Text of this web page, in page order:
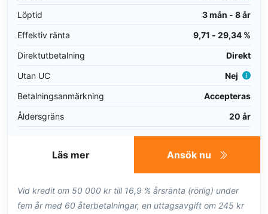
Löptid
3 mån - 8 år
Effektiv ränta
9,71 - 29,34 %
Direktutbetalning
Direkt
Utan UC
Nej
Betalningsanmärkning
Accepteras
Åldersgräns
20 år
Ansök nu
Läs mer
Vid kredit om 50 000 kr till 16,9 % årsränta (rörlig) under
fem år med 60 återbetalningar, en uttagsavgift om 245 kr